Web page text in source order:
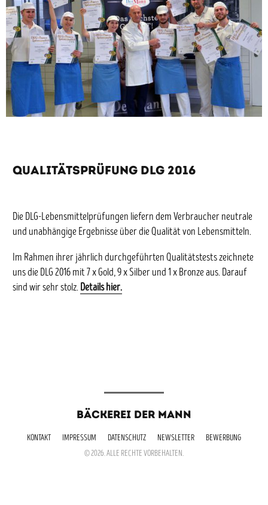
Qualitätsprüfung DLG 2016
Die DLG-Lebensmittelprüfungen liefern dem Verbraucher neutrale
und unabhängige Ergebnisse über die Qualität von Lebensmitteln.
Im Rahmen ihrer jährlich durchgeführten Qualitätstests zeichnete
uns die DLG 2016 mit 7 x Gold, 9 x Silber und 1 x Bronze aus. Darauf
sind wir sehr stolz. Details hier.
BÄCKEREI DER MANN
KONTAKT IMPRESSUM DATENSCHUTZ NEWSLETTER
BEWERBUNG
© 2026. ALLE RECHTE VORBEHALTEN.